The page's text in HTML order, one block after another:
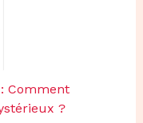
Comment
?